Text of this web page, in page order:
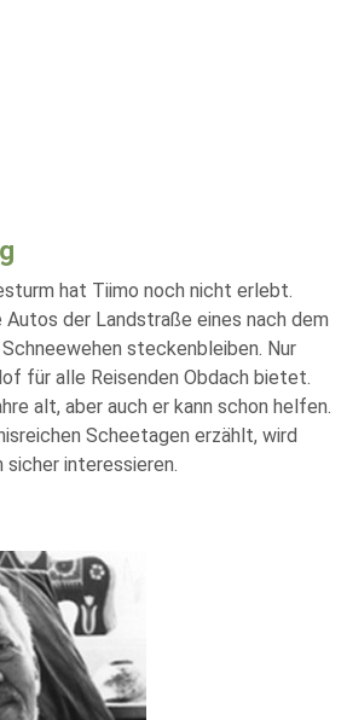
hat Tiimo noch nicht erlebt.
Autos der Landstraße eines nach dem
steckenbleiben. Nur
für alle Reisenden Obdach bietet.
alt, aber auch er kann schon helfen.
Scheetagen erzählt, wird
interessieren.